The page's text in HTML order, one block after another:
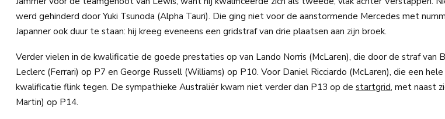
werd gehinderd door Yuki Tsunoda (Alpha Tauri). Die ging niet voor de aanstormende Mercedes met
Japanner ook duur te staan: hij kreeg eveneens een gridstraf van drie plaatsen aan zijn broek.
Verder vielen in de kwalificatie de goede prestaties op van Lando Norris (McLaren), die door de straf van
Leclerc (Ferrari) op P7 en George Russell (Williams) op P10. Voor Daniel Ricciardo (McLaren), die een
kwalificatie flink tegen. De sympathieke Australiër kwam niet verder dan P13 op de startgrid, met naast
Martin) op P14.